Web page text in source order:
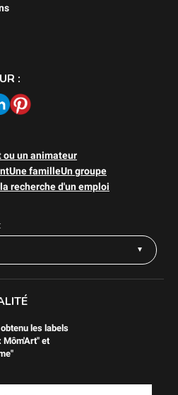
:
ou un animateur
Une familleUn groupe
recherche d'un emploi
les labels
Môm'Art" et